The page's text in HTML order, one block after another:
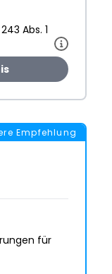
Abs. 1
Empfehlung
für